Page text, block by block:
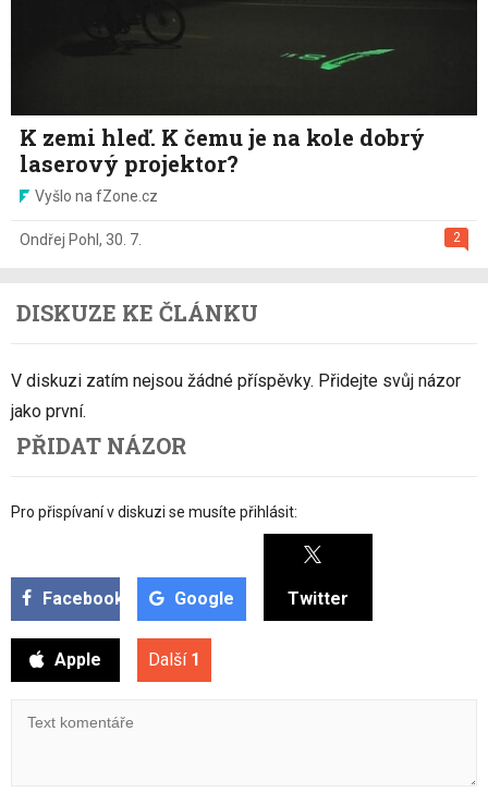
K zemi hleď. K čemu je na kole dobrý
laserový projektor?
Vyšlo na fZone.cz
2
Ondřej Pohl , 30. 7.
DISKUZE KE ČLÁNKU
V diskuzi zatím nejsou žádné příspěvky. Přidejte svůj názor
jako první.
PŘIDAT NÁZOR
Pro přispívaní v diskuzi se musíte přihlásit:
Facebook Google Twitter
Apple Další 1